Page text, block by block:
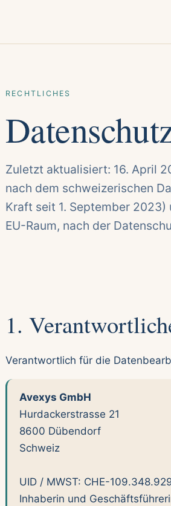
RECHTLICHES
Zuletzt aktualisiert: 16. April
nach dem schweizerischen
Kraft seit 1. September 2023)
EU-Raum, nach der
1.
Verantwortlich für die
Avexys GmbH
Hurdackerstrasse 21
8600 Dübendorf
Schweiz
UID / MWST: CHE-
Inhaberin und